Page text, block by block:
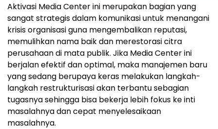
Aktivasi Media Center ini merupakan bagian yang
sangat strategis dalam komunikasi untuk menangani
krisis organisasi guna mengembalikan reputasi,
memulihkan nama baik dan merestorasi citra
perusahaan di mata publik. Jika Media Center ini
berjalan efektif dan optimal, maka manajemen baru
yang sedang berupaya keras melakukan langkah-
langkah restrukturisasi akan terbantu sebagian
tugasnya sehingga bisa bekerja lebih fokus ke inti
masalahnya dan cepat menyelesaikaan
masalahnya.